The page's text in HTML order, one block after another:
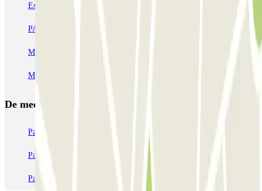
Esquilino (Roma)
PARK ROMA COLOMBO
MUOVIAMO Parioli
MUOVIAMO Pinciano
De meest geboekte
Parkeren in Parijs Parkeren in Venetië
Parkeren in Station Venetië Mestre
Parkeren in Milaan Parkeren in Verona